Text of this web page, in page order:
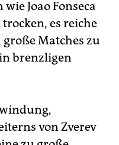
Joao Fonseca
es reiche
Matches zu
in brenzligen
von Zverev